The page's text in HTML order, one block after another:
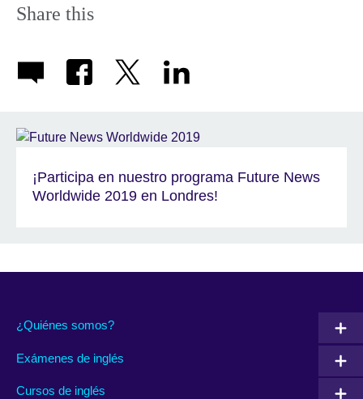
Share this
¡Participa en nuestro programa Future News
Worldwide 2019 en Londres!
¿Quiénes somos?
Exámenes de inglés
Cursos de inglés